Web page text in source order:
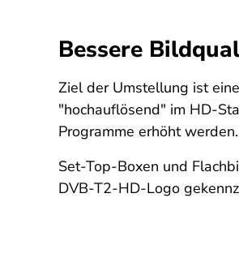
Bessere
Ziel der Umstellung ist
"hochauflösend" im HD-
Programme erhöht werden.
Set-Top-Boxen und
DVB-T2-HD-Logo